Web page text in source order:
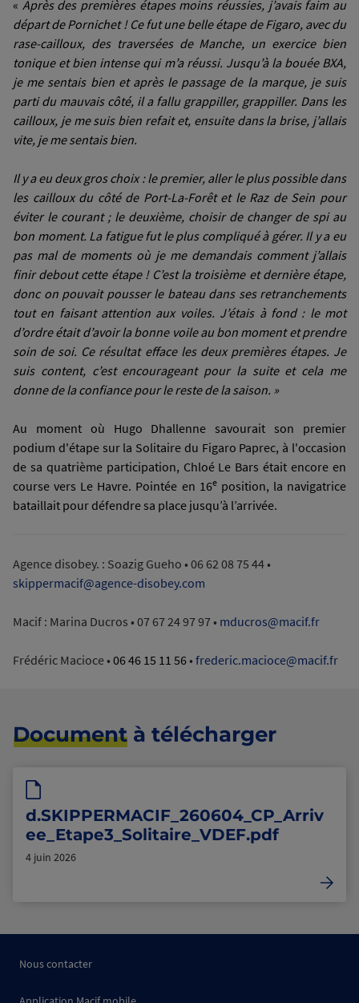
Document à télécharger
d.SKIPPERMACIF_260604_CP_Arriv
ee_Etape3_Solitaire_VDEF.pdf
4 juin 2026
« Après des premières étapes moins réussies, j’avais faim au
départ de Pornichet ! Ce fut une belle étape de Figaro, avec du
rase-cailloux, des traversées de Manche, un exercice bien
tonique et bien intense qui m’a réussi. Jusqu’à la bouée BXA,
je me sentais bien et après le passage de la marque, je suis
parti du mauvais côté, il a fallu grappiller, grappiller. Dans les
cailloux, je me suis bien refait et, ensuite dans la brise, j’allais
vite, je me sentais bien.
Il y a eu deux gros choix : le premier, aller le plus possible dans
les cailloux du côté de Port-La-Forêt et le Raz de Sein pour
éviter le courant ; le deuxième, choisir de changer de spi au
bon moment. La fatigue fut le plus compliqué à gérer. Il y a eu
pas mal de moments où je me demandais comment j’allais
finir debout cette étape ! C’est la troisième et dernière étape,
donc on pouvait pousser le bateau dans ses retranchements
tout en faisant attention aux voiles. J’étais à fond : le mot
d’ordre était d’avoir la bonne voile au bon moment et prendre
soin de soi. Ce résultat efface les deux premières étapes. Je
suis content, c’est encourageant pour la suite et cela me
donne de la confiance pour le reste de la saison. »
Au moment où Hugo Dhallenne savourait son premier
podium d'étape sur la Solitaire du Figaro Paprec, à l'occasion
de sa quatrième participation, Chloé Le Bars était encore en
course vers Le Havre. Pointée en 16eposition, la navigatrice
bataillait pour défendre sa place jusqu’à l’arrivée.
Agence disobey. : Soazig Gueho • 06 62 08 75 44 •
skippermacif@agence-disobey.com
Macif : Marina Ducros • 07 67 24 97 97 • mducros@macif.fr
Frédéric Macioce • 06 46 15 11 56• frederic.macioce@macif.fr
Nous contacter